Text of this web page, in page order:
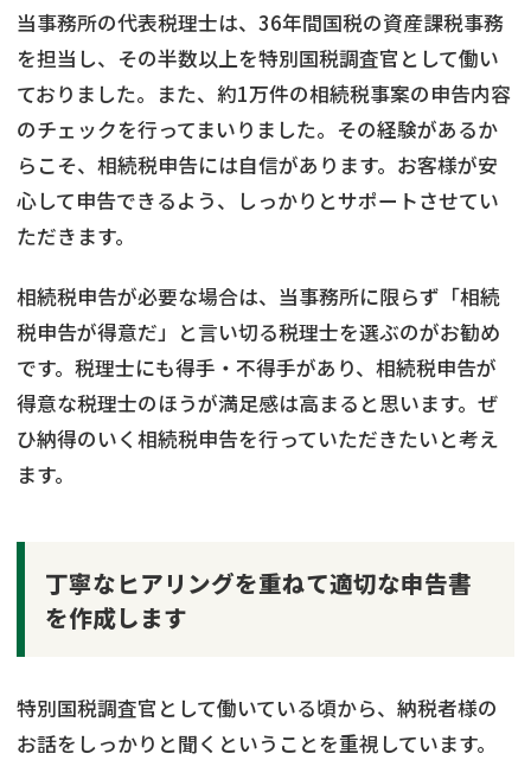
当事務所の代表税理士は、36年間国税の資産課税事務
を担当し、その半数以上を特別国税調査官として働い
ておりました。また、約1万件の相続税事案の申告内容
のチェックを行ってまいりました。その経験があるか
らこそ、相続税申告には自信があります。お客様が安
心して申告できるよう、しっかりとサポートさせてい
ただきます。
相続税申告が必要な場合は、当事務所に限らず「相続
税申告が得意だ」と言い切る税理士を選ぶのがお勧め
です。税理士にも得手・不得手があり、相続税申告が
得意な税理士のほうが満足感は高まると思います。ぜ
ひ納得のいく相続税申告を行っていただきたいと考え
ます。
丁寧なヒアリングを重ねて適切な申告書
を作成します
特別国税調査官として働いている頃から、納税者様の
お話をしっかりと聞くということを重視しています。